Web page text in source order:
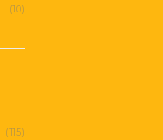
(10)
(115)